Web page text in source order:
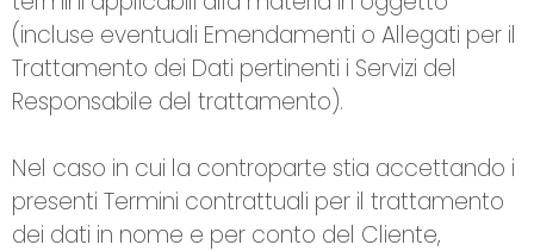
(incluse eventuali Emendamenti o Allegati per il
Trattamento dei Dati pertinenti i Servizi del
Responsabile del trattamento).
Nel caso in cui la controparte stia accettando i
presenti Termini contrattuali per il trattamento
dei dati in nome e per conto del Cliente,